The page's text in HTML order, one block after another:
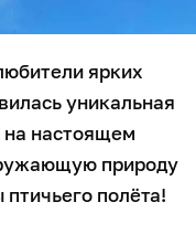
ярких
уникальная
на настоящем
природу
полёта!